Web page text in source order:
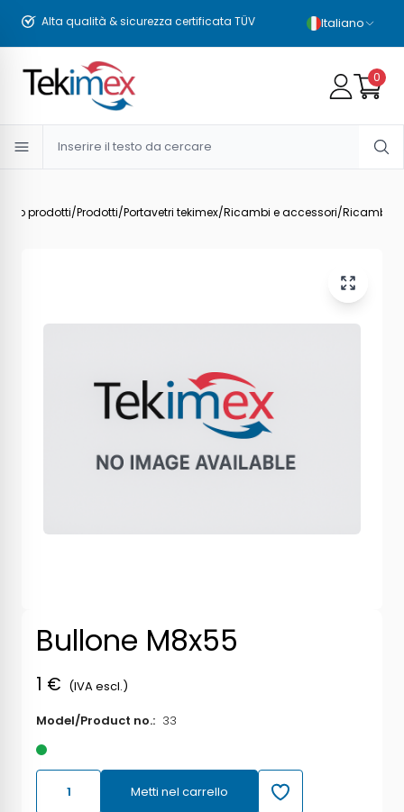
Alta qualità & sicurezza certificata TÜV Italiano
0
prodotti/Prodotti/Portavetri tekimex/Ricambi e accessori/Ricambi -
Bullone M8x55
1 € (IVA escl.)
Model/Product no.: 33
Metti nel carrello